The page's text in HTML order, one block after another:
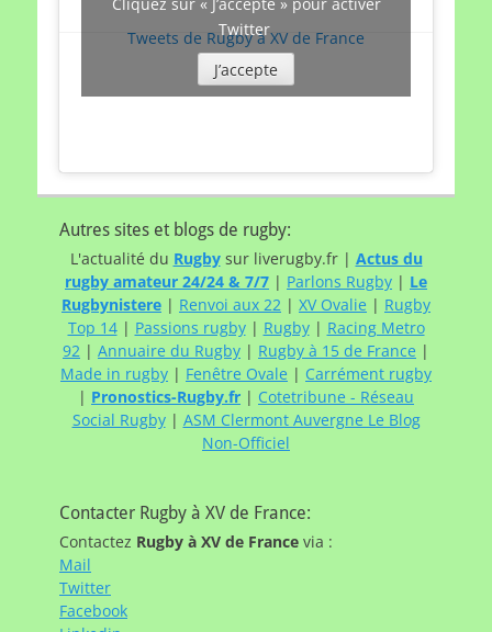
Tweets de Rugby à XV de France
Twitter
J’accepte
Autres sites et blogs de rugby:
L'actualité du Rugbysur liverugby.fr | Actus du
rugby amateur 24/24 & 7/7 | Parlons Rugby | Le
Rugbynistere | Renvoi aux 22 | XV Ovalie | Rugby
Top 14| Passions rugby| Rugby| Racing Metro
92 | Annuaire du Rugby | Rugby à 15 de France |
Made in rugby | Fenêtre Ovale | Carrément rugby
| Pronostics-Rugby.fr | Cotetribune - Réseau
Social Rugby| ASM Clermont Auvergne Le Blog
Non-Officiel
Contacter Rugby à XV de France:
Contactez Rugby à XV de France via :
Mail
Twitter
Facebook